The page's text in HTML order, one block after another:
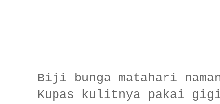
Biji bunga matahari
Kupas kulitnya pakai